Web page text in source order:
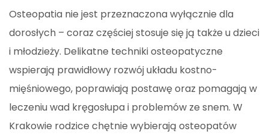
Osteopatia nie jest przeznaczona wyłącznie dla
dorosłych – coraz częściej stosuje się ją także u dzieci
i młodzieży. Delikatne techniki osteopatyczne
wspierają prawidłowy rozwój układu kostno-
mięśniowego, poprawiają postawę oraz pomagają w
leczeniu wad kręgosłupa i problemów ze snem. W
Krakowie rodzice chętnie wybierają osteopatów